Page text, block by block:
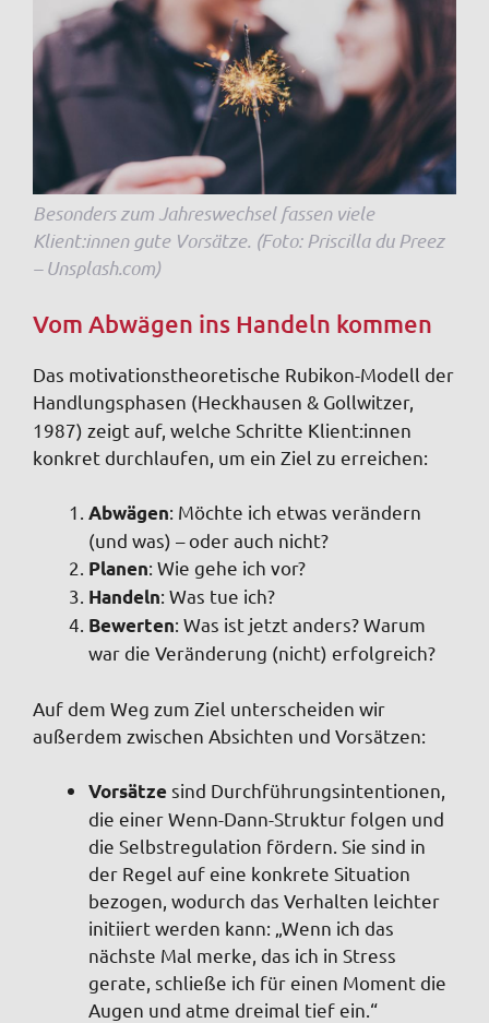
Besonders zum Jahreswechsel fassen viele
Klient:innen gute Vorsätze. (Foto: Priscilla du Preez
– Unsplash.com)
Vom Abwägen ins Handeln kommen
Das motivationstheoretische Rubikon-Modell der
Handlungsphasen (Heckhausen & Gollwitzer,
1987) zeigt auf, welche Schritte Klient:innen
konkret durchlaufen, um ein Ziel zu erreichen:
Abwägen: Möchte ich etwas verändern
(und was) – oder auch nicht?
Planen: Wie gehe ich vor?
Handeln: Was tue ich?
Bewerten: Was ist jetzt anders? Warum
war die Veränderung (nicht) erfolgreich?
Aufdem Weg zum Ziel unterscheiden wir
außerdem zwischen Absichten und Vorsätzen:
Vorsätze sind Durchführungsintentionen,
die einer Wenn-Dann-Struktur folgen und
die Selbstregulation fördern. Sie sind in
der Regel auf eine konkrete Situation
bezogen, wodurch das Verhalten leichter
initiiert werden kann: „Wenn ich das
nächste Mal merke, das ich in Stress
gerate, schließe ich für einen Moment die
Augen und atme dreimal tief ein.“